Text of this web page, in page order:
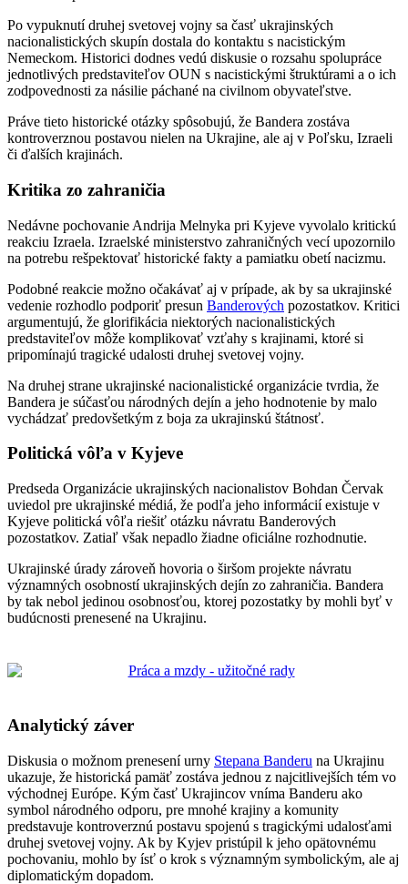
Po vypuknutí druhej svetovej vojny sa časť ukrajinských
nacionalistických skupín dostala do kontaktu s nacistickým
Nemeckom. Historici dodnes vedú diskusie o rozsahu spolupráce
jednotlivých predstaviteľov OUN s nacistickými štruktúrami a o ich
zodpovednosti za násilie páchané na civilnom obyvateľstve.
Práve tieto historické otázky spôsobujú, že Bandera zostáva
kontroverznou postavou nielen na Ukrajine, ale aj v Poľsku, Izraeli
či ďalších krajinách.
Kritika zo zahraničia
Nedávne pochovanie Andrija Melnyka pri Kyjeve vyvolalo kritickú
reakciu Izraela. Izraelské ministerstvo zahraničných vecí upozornilo
na potrebu rešpektovať historické fakty a pamiatku obetí nacizmu.
Podobné reakcie možno očakávať aj v prípade, ak by sa ukrajinské
vedenie rozhodlo podporiť presun Banderových pozostatkov. Kritici
argumentujú, že glorifikácia niektorých nacionalistických
predstaviteľov môže komplikovať vzťahy s krajinami, ktoré si
pripomínajú tragické udalosti druhej svetovej vojny.
Na druhej strane ukrajinské nacionalistické organizácie tvrdia, že
Bandera je súčasťou národných dejín a jeho hodnotenie by malo
vychádzať predovšetkým z boja za ukrajinskú štátnosť.
Politická vôľa v Kyjeve
Predseda Organizácie ukrajinských nacionalistov Bohdan Červak
uviedol pre ukrajinské médiá, že podľa jeho informácií existuje v
Kyjeve politická vôľa riešiť otázku návratu Banderových
pozostatkov. Zatiaľ však nepadlo žiadne oficiálne rozhodnutie.
Ukrajinské úrady zároveň hovoria o širšom projekte návratu
významných osobností ukrajinských dejín zo zahraničia. Bandera
by tak nebol jedinou osobnosťou, ktorej pozostatky by mohli byť v
budúcnosti prenesené na Ukrajinu.
Analytický záver
Diskusia o možnom prenesení urny Stepana Banderu na Ukrajinu
ukazuje, že historická pamäť zostáva jednou z najcitlivejších tém vo
východnej Európe. Kým časť Ukrajincov vníma Banderu ako
symbol národného odporu, pre mnohé krajiny a komunity
predstavuje kontroverznú postavu spojenú s tragickými udalosťami
druhej svetovej vojny. Ak by Kyjev pristúpil k jeho opätovnému
pochovaniu, mohlo by ísť o krok s významným symbolickým, ale aj
diplomatickým dopadom.